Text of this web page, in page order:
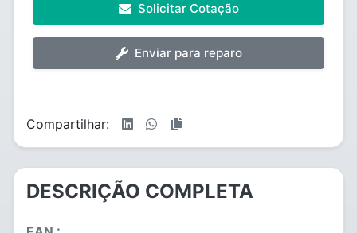
Solicitar Cotação
Enviar para reparo
Compartilhar:
DESCRIÇÃO COMPLETA